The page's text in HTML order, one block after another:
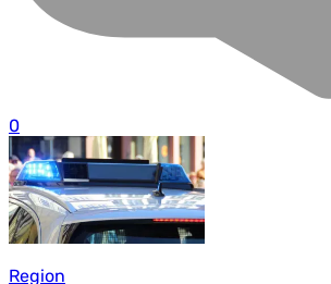
0
Region